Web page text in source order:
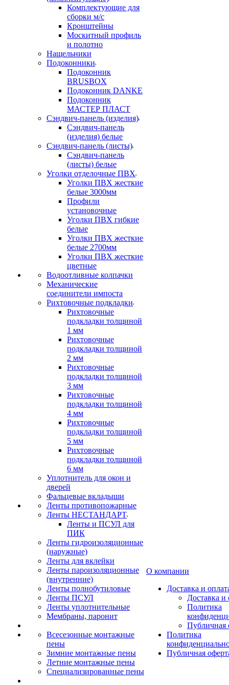
Комплектующие для
сборки м/с
Кронштейны
Москитный профиль
и полотно
Нащельники
Подоконники
Подоконник
BRUSBOX
Подоконник DANKE
Подоконник
МАСТЕР ПЛАСТ
Сэндвич-панель (изделия)
Сэндвич-панель
(изделия) белые
Сэндвич-панель (листы)
Сэндвич-панель
(листы) белые
Уголки отделочные ПВХ
Уголки ПВХ жесткие
белые 3000мм
Профили
установочные
Уголки ПВХ гибкие
белые
Уголки ПВХ жесткие
белые 2700мм
Уголки ПВХ жесткие
цветные
Водоотливные колпачки
Механические
соединители импоста
Рихтовочные подкладки
Рихтовочные
подкладки толщиной
1 мм
Рихтовочные
подкладки толщиной
2 мм
Рихтовочные
подкладки толщиной
3 мм
Рихтовочные
подкладки толщиной
4 мм
Рихтовочные
подкладки толщиной
5 мм
Рихтовочные
подкладки толщиной
6 мм
Уплотнитель для окон и
дверей
Фальцевые вкладыши
Ленты противопожарные
Ленты НЕСТАНДАРТ
Ленты и ПСУЛ для
ПИК
Ленты гидроизоляционные
(наружные)
Ленты для вклейки
Ленты пароизоляционные
(внутренние)
Ленты полнобутиловые
Ленты ПСУЛ
Ленты уплотнительные
Мембраны, паронит
Всесезонные монтажные
пены
Зимние монтажные пены
Летние монтажные пены
Специализированные пены
О компании
Доставка и
Доставка и
Политика
Публичная
Политика
Публичная